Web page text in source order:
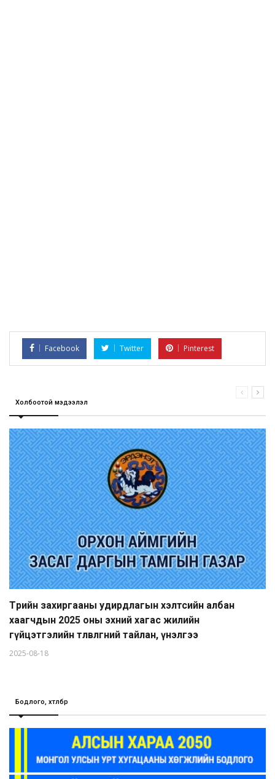
Facebook Twitter Pinterest
Холбоотой мэдээлэл
Төрийн захиргааны удирдлагын хэлтсийн албан
хаагчдын 2025 оны эхний хагас жилийн
гүйцэтгэлийн төлөвлөгөөний тайлан, үнэлгээ
2025-08-18
Бодлого, хөтөлбөр